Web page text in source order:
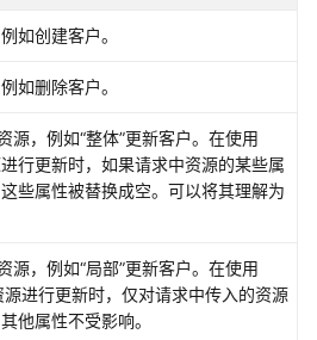
如创建客户。
如删除客户。
源，例如“整体”更新客户。在使用
行更新时，如果请求中资源的某些属
些属性被替换成空。可以将其理解为
源，例如“局部”更新客户。在使用
源进行更新时，仅对请求中传入的资源
他属性不受影响。